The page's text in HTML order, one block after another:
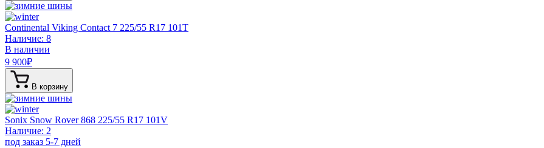
Continental Viking Contact 7 225/55 R17 101T
Наличие: 8
В наличии
9 900₽
В корзину
Sonix Snow Rover 868 225/55 R17 101V
Наличие: 2
под заказ 5-7 дней